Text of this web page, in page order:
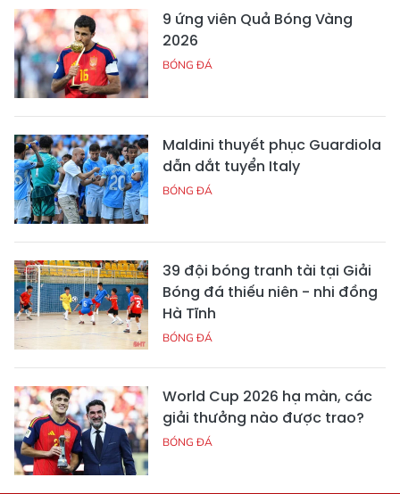
9 ứng viên Quả Bóng Vàng
2026
BÓNG ĐÁ
Maldini thuyết phục Guardiola
dẫn dắt tuyển Italy
BÓNG ĐÁ
39 đội bóng tranh tài tại Giải
Bóng đá thiếu niên - nhi đồng
Hà Tĩnh
BÓNG ĐÁ
World Cup 2026 hạ màn, các
giải thưởng nào được trao?
BÓNG ĐÁ